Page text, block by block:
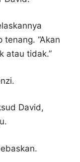
tenang. “Akan
atau tidak.”
David,